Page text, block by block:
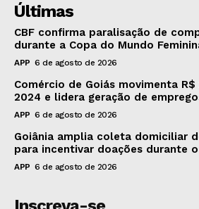
Últimas
CBF confirma paralisação de
durante a Copa do Mundo
APP 6 de agosto de 2026
Comércio de Goiás movimenta
2024 e lidera geração de
APP 6 de agosto de 2026
Goiânia amplia coleta domiciliar
para incentivar doações durante
APP 6 de agosto de 2026